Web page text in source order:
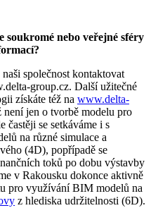
soukromé nebo veřejné sféry
společnost kontaktovat
group.cz. Další užitečné
získáte též na www.delta-
jen o tvorbě modelu pro
častěji se setkáváme i s
na různé simulace a
(4D), popřípadě se
toků po dobu výstavby
v Rakousku dokonce aktivně
pro využívání BIM modelů na
z hlediska udržitelnosti (6D).